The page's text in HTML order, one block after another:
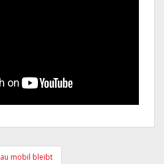
mobil bleibt